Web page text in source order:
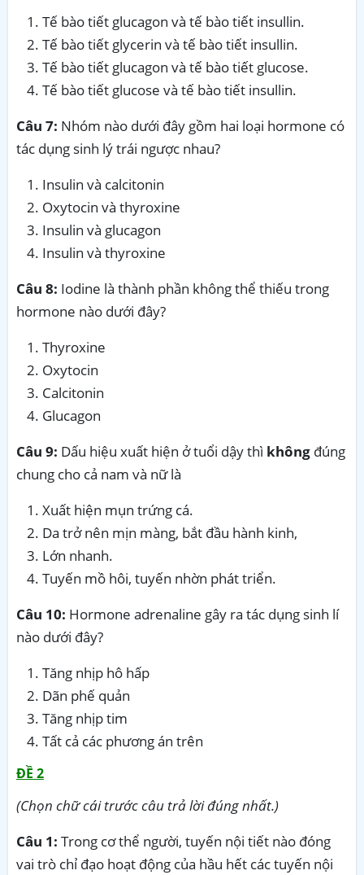
Tế bào tiết glucagon và tế bào tiết insullin.
Tế bào tiết glycerin và tế bào tiết insullin.
Tế bào tiết glucagon và tế bào tiết glucose.
Tế bào tiết glucose và tế bào tiết insullin.
Câu 7: Nhóm nào dưới đây gồm hai loại hormone có
tác dụng sinh lý trái ngược nhau?
Insulin và calcitonin
Oxytocin và thyroxine
Insulin và glucagon
Insulin và thyroxine
Câu 8: Iodine là thành phần không thể thiếu trong
hormone nào dưới đây?
Thyroxine
Oxytocin
Calcitonin
Glucagon
Câu 9: Dấu hiệu xuất hiện ở tuổi dậy thì không đúng
chung cho cả nam và nữ là
Xuất hiện mụn trứng cá.
Da trở nên mịn màng, bắt đầu hành kinh,
Lớn nhanh.
Tuyến mồ hôi, tuyến nhờn phát triển.
Câu 10: Hormone adrenaline gây ra tác dụng sinh lí
nào dưới đây?
Tăng nhịp hô hấp
Dãn phế quản
Tăng nhịp tim
Tất cả các phương án trên
ĐỀ 2
(Chọn chữ cái trước câu trả lời đúng nhất.)
Câu 1: Trong cơ thể người, tuyến nội tiết nào đóng
vai trò chỉ đạo hoạt động của hầu hết các tuyến nội